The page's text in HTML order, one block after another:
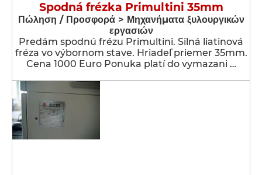
Spodná frézka Primultini 35mm
Πώληση / Προσφορά > Μηχανήματα ξυλουργικών
εργασιών
Predám spodnú frézu Primultini. Silná liatinová
fréza vo výbornom stave. Hriadeľ priemer 35mm.
Cena 1000 Euro Ponuka platí do vymazani …